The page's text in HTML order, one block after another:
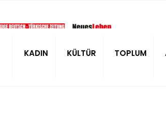
KADIN KÜLTÜR TOPLUM